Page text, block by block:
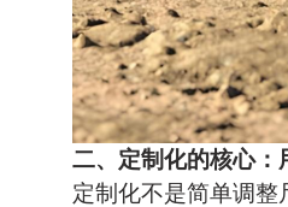
二、定制化的核心：
定制化不是简单调整